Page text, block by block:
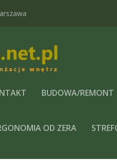
BUDOWA/REMONT
OD ZERA